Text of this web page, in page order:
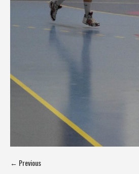
← Previous